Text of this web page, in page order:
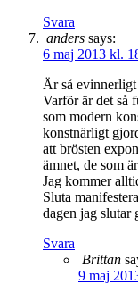
Svara
anders says:
6 maj 2013 kl.
Är så evinnerligt
Varför är det så
som modern
konstnärligt
att brösten
ämnet, de som
Jag kommer
Sluta
dagen jag slutar
Svara
Brittan
9 maj